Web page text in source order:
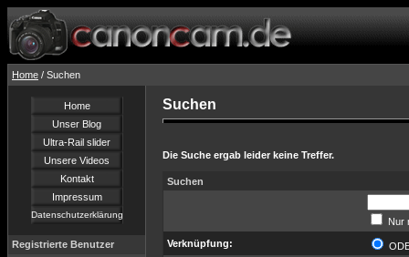
Home / Suchen
Home
Unser Blog
Ultra-Rail slider
Unsere Videos
Kontakt
Impressum
Datenschutzerklärung
Registrierte Benutzer
Suchen
Die Suche ergab leider keine Treffer.
Suchen
Nur
Verknüpfung: